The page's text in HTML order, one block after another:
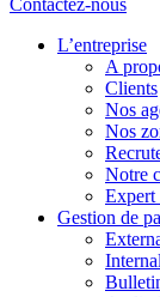
Contactez-nous
L’entreprise
A
Clients
Nos
Nos
Notre
Expert
Gestion de